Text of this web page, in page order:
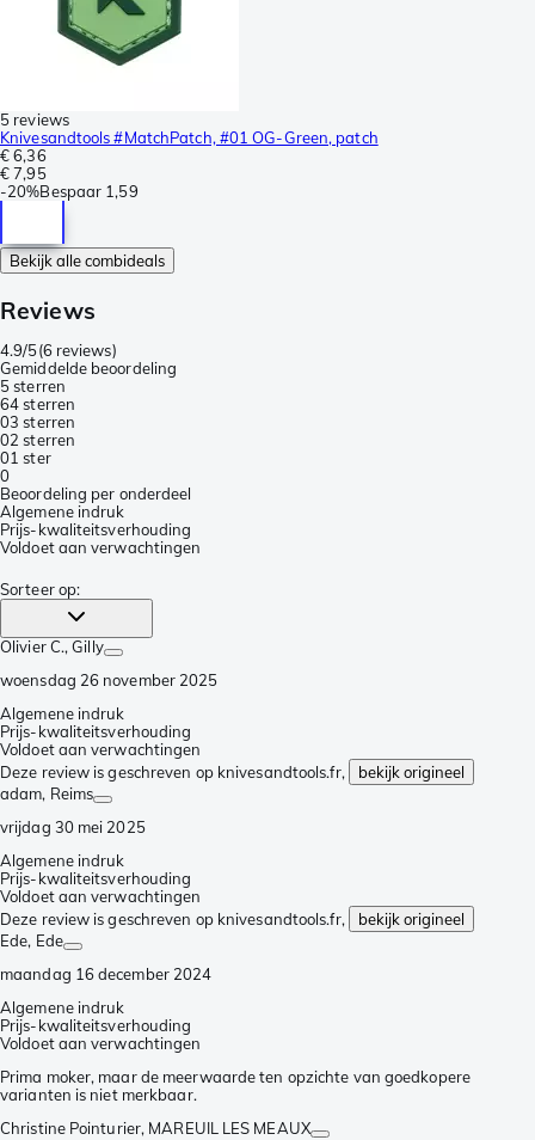
5 reviews
Knivesandtools #MatchPatch, #01 OG-Green, patch
€ 6,36
€ 7,95
-20%Bespaar 1,59
Bekijk alle combideals
Reviews
4.9/5(6 reviews)
Gemiddelde beoordeling
5 sterren
64 sterren
03 sterren
02 sterren
01 ster
0
Beoordeling per onderdeel
Algemene indruk
Prijs-kwaliteitsverhouding
Voldoet aan verwachtingen
Sorteer op:
Olivier C., Gilly
woensdag 26 november 2025
Algemene indruk
Prijs-kwaliteitsverhouding
Voldoet aan verwachtingen
Deze review is geschreven op knivesandtools.fr,
bekijk origineel
adam, Reims
vrijdag 30 mei 2025
Algemene indruk
Prijs-kwaliteitsverhouding
Voldoet aan verwachtingen
Deze review is geschreven op knivesandtools.fr,
bekijk origineel
Ede, Ede
maandag 16 december 2024
Algemene indruk
Prijs-kwaliteitsverhouding
Voldoet aan verwachtingen
Prima moker, maar de meerwaarde ten opzichte van goedkopere
varianten is niet merkbaar.
Christine Pointurier, MAREUIL LES MEAUX